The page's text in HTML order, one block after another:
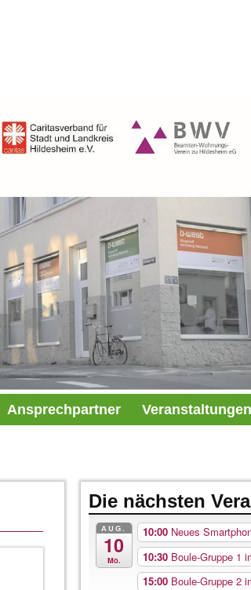
Ansprechpartner
Die nächsten
AUG.
10
Mo.
10:00 Neues
10:30 Boule-Gruppe 1
15:00 Boule-Gruppe 2